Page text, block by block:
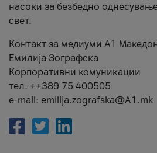
насоки за безбедно
свет.
Контакт за медиуми А1
Емилија Зографска
Корпоративни комуникации
тел. ++389 75 400505
e-mail: emilija.zografska@A1.mk